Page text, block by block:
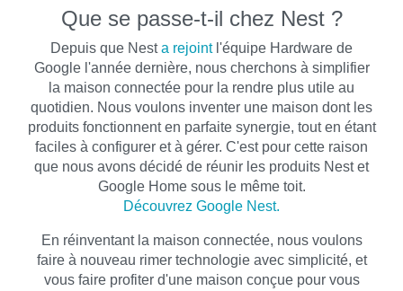
Que se passe-t-il chez Nest ?
Depuis que Nesta rejointl'équipe Hardware de
Google l'année dernière, nous cherchons à simplifier
la maison connectée pour la rendre plus utile au
quotidien. Nous voulons inventer une maison dont les
produits fonctionnent en parfaite synergie, tout en étant
faciles à configurer et à gérer. C'est pour cette raison
que nous avons décidé de réunir les produits Nest et
Google Home sous le même toit.
Découvrez Google Nest.
En réinventant la maison connectée, nous voulons
faire à nouveau rimer technologie avec simplicité, et
vous faire profiter d'une maison conçue pour vous